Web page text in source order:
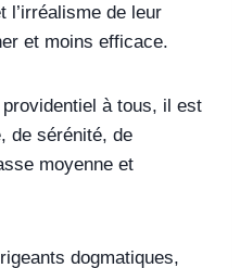
l’irréalisme de leur
et moins efficace.
à tous, il est
de sérénité, de
moyenne et
dogmatiques,